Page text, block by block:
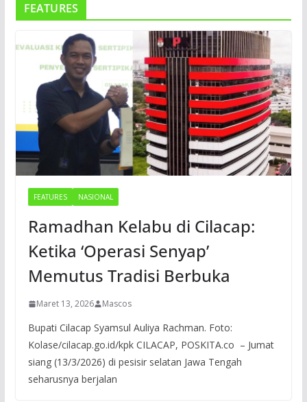
FEATURES
FEATURES NASIONAL
Ramadhan Kelabu di Cilacap:
Ketika ‘Operasi Senyap’
Memutus Tradisi Berbuka
Maret 13, 2026 Mascos
Bupati Cilacap Syamsul Auliya Rachman. Foto:
Kolase/cilacap.go.id/kpk CILACAP, POSKITA.co – Jumat
siang (13/3/2026) di pesisir selatan Jawa Tengah
seharusnya berjalan